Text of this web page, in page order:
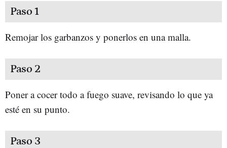
Paso 1
Remojar los garbanzos y ponerlos en una malla.
Paso 2
Poner a cocer todo a fuego suave, revisando lo que ya
esté en su punto.
Paso 3